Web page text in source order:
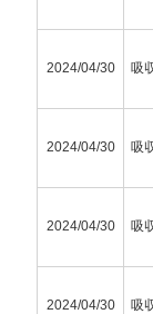
2024/04/30 吸
2024/04/30 吸
2024/04/30 吸
2024/04/30 吸